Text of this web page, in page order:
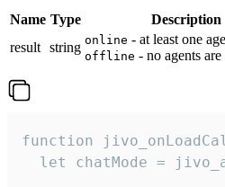
Name Type
Description
result string online - at least one
offline - no agents
function
let chatMode =